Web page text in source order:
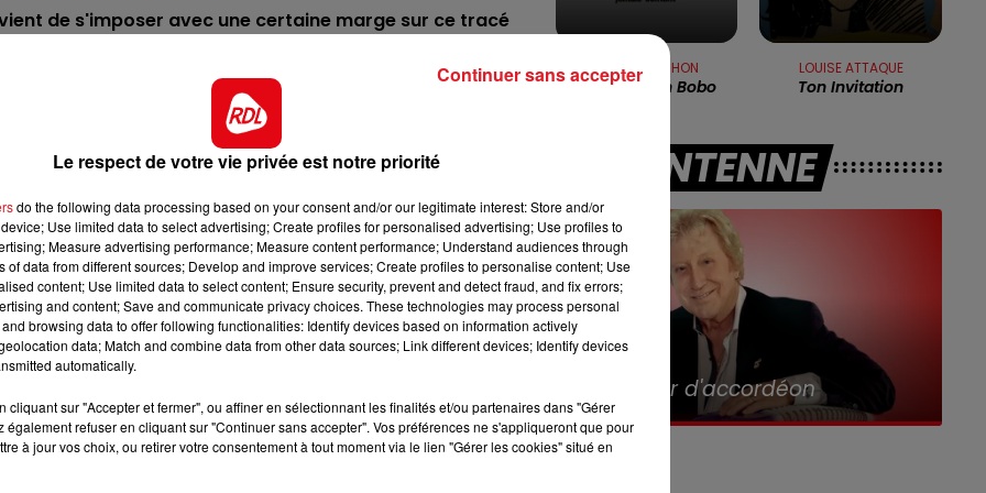
11h00 - 12h00
SUR UN AIR D'ACCORDÉON RDL WEEK-END
de s'imposer avec une certaine marge sur ce tracé
les 3,5 kg supplémentaires.
référence, et aura pour lui le terrain lourd qu'il
d'une victoire dans cette catégorie.
de lot, et aura juste la fraîcheur necessaire en fin de
prendre un accessit.
quelques émoussés dans la ligne droite. En bas
coup-ci de faire encore mieux.
fini plus loin que 5éme. Aujourd'hui il fera sa rentrée
tout il court bien frais. Dans le coup.
en garder sous le sabot. Cheval de qualité, il peut
à une place.
meeting, en terrain lourd et collant. Pour sa première à
à surveiller..
ALAIN SOUCHON
Allô Maman Bobo
LOUISE ATTAQUE
Ton Invitation
A L'ANTENNE
Sur un Air d'accordéon
Le respect de votre vie privée est notre priorité
do the following data processing based on your consent and/or our legitimate interest: Store and/or
Use limited data to select advertising; Create profiles for personalised advertising; Use profiles to
Measure advertising performance; Measure content performance; Understand audiences through
of data from different sources; Develop and improve services; Create profiles to personalise content; Use
content; Use limited data to select content; Ensure security, prevent and detect fraud, and fix errors;
and content; Save and communicate privacy choices. These technologies may process personal
browsing data to offer following functionalities: Identify devices based on information actively
data; Match and combine data from other data sources; Link different devices; Identify devices
automatically.
cliquant sur "Accepter et fermer", ou affiner en sélectionnant les finalités et/ou partenaires dans "Gérer
également refuser en cliquant sur "Continuer sans accepter". Vos préférences ne s'appliqueront que pour
à jour vos choix, ou retirer votre consentement à tout moment via le lien "Gérer les cookies" situé en
Continuer sans accepter